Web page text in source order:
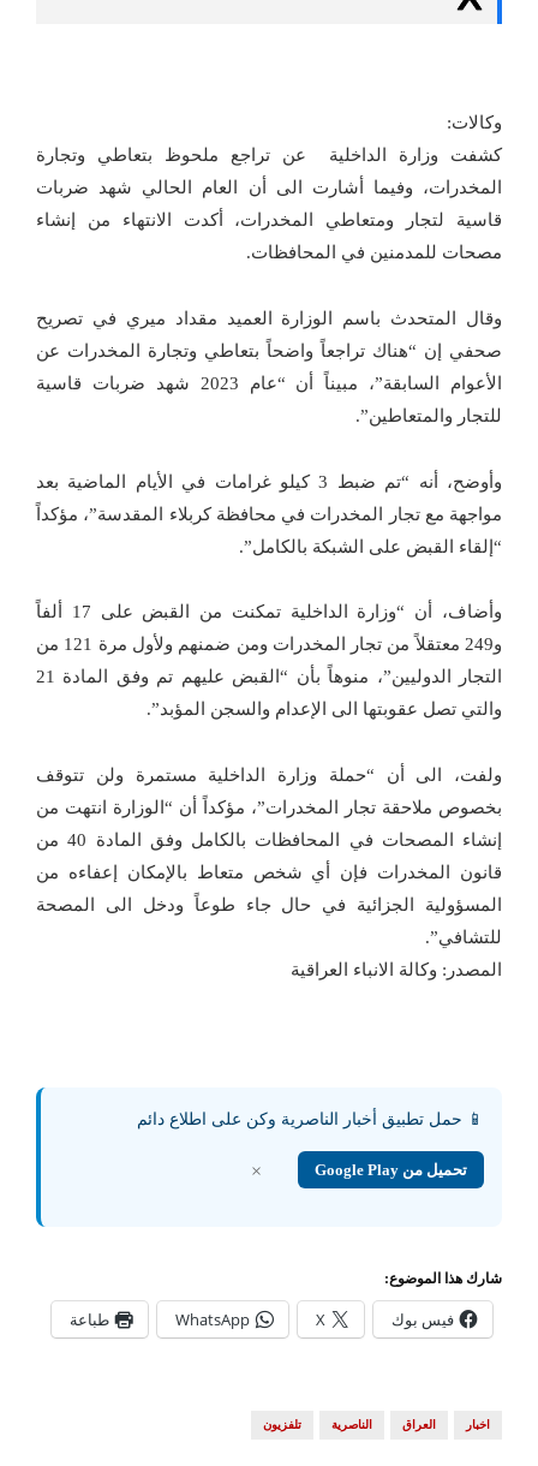
وكالات:
كشفت وزارة الداخلية عن تراجع ملحوظ بتعاطي وتجارة
المخدرات، وفيما أشارت الى أن العام الحالي شهد ضربات
قاسية لتجار ومتعاطي المخدرات، أكدت الانتهاء من إنشاء
مصحات للمدمنين في المحافظات.
وقال المتحدث باسم الوزارة العميد مقداد ميري في تصريح
صحفي إن “هناك تراجعاً واضحاً بتعاطي وتجارة المخدرات عن
الأعوام السابقة”، مبيناً أن “عام 2023 شهد ضربات قاسية
للتجار والمتعاطين”.
وأوضح، أنه “تم ضبط 3 كيلو غرامات في الأيام الماضية بعد
مواجهة مع تجار المخدرات في محافظة كربلاء المقدسة”، مؤكداً
“إلقاء القبض على الشبكة بالكامل”.
وأضاف، أن “وزارة الداخلية تمكنت من القبض على 17 ألفاً
و249 معتقلاً من تجار المخدرات ومن ضمنهم ولأول مرة 121 من
التجار الدوليين”، منوهاً بأن “القبض عليهم تم وفق المادة 21
والتي تصل عقوبتها الى الإعدام والسجن المؤبد”.
ولفت، الى أن “حملة وزارة الداخلية مستمرة ولن تتوقف
بخصوص ملاحقة تجار المخدرات”، مؤكداً أن “الوزارة انتهت من
إنشاء المصحات في المحافظات بالكامل وفق المادة 40 من
قانون المخدرات فإن أي شخص متعاط بالإمكان إعفاءه من
المسؤولية الجزائية في حال جاء طوعاً ودخل الى المصحة
للتشافي”.
المصدر: وكالة الانباء العراقية
📱 حمل تطبيق أخبار الناصرية وكن على اطلاع دائم
تحميل من Google Play ×
شارك هذا الموضوع:
فيس بوك X
WhatsApp طباعة
اخبار العراق الناصرية تلفزيون